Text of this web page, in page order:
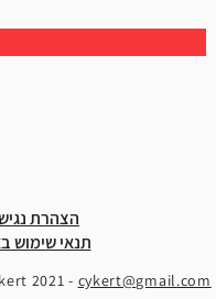
הצהרת
תנאי שימוש
2021 - cykert@gmail.com